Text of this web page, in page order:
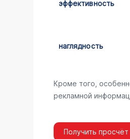
эффективность
наглядность
Кроме того,
рекламной
Получить просчёт